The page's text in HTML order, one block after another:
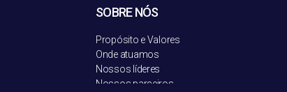
SOBRE NÓS
Propósito e Valores
Onde atuamos
Nossos líderes
Nossos parceiros